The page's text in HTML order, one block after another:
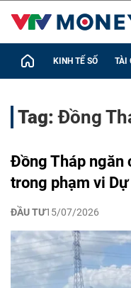
KINH TẾ SỐ TÀI
Tag:Đồng
Đồng Tháp ngăn
trong phạm vi
ĐẦU TƯ15/07/2026